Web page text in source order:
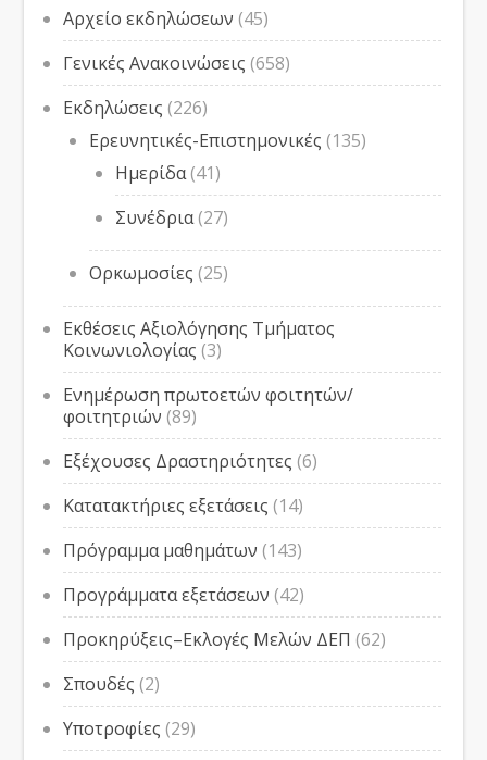
Αρχείο εκδηλώσεων (45)
Γενικές Ανακοινώσεις (658)
Εκδηλώσεις (226)
Ερευνητικές-Επιστημονικές (135)
Ημερίδα(41)
Συνέδρια(27)
Ορκωμοσίες (25)
Εκθέσεις Αξιολόγησης Τμήματος
Κοινωνιολογίας (3)
Ενημέρωση πρωτοετών φοιτητών/
φοιτητριών (89)
Εξέχουσες Δραστηριότητες (6)
Κατατακτήριες εξετάσεις (14)
Πρόγραμμα μαθημάτων (143)
Προγράμματα εξετάσεων (42)
Προκηρύξεις–Εκλογές Μελών ΔΕΠ (62)
Σπουδές (2)
Υποτροφίες (29)